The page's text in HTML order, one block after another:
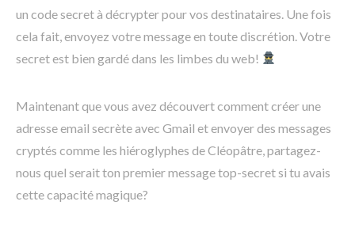
un code secret à décrypter pour vos destinataires. Une fois
cela fait, envoyez votre message en toute discrétion. Votre
secret est bien gardé dans les limbes du web!
Maintenant que vous avez découvert comment créer une
adresse email secrète avec Gmail et envoyer des messages
cryptés comme les hiéroglyphes de Cléopâtre, partagez-
nous quel serait ton premier message top-secret si tu avais
cette capacité magique?